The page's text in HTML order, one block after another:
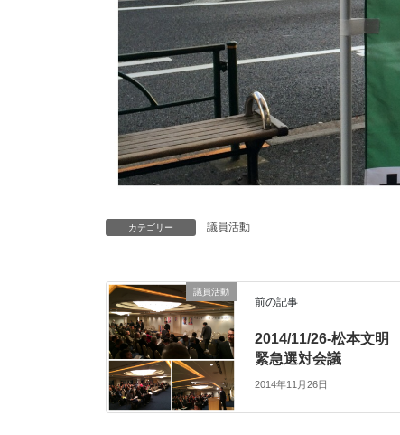
カテゴリー 議員活動
議員活動
前の記事
2014/11/26-松本文明
緊急選対会議
2014年11月26日